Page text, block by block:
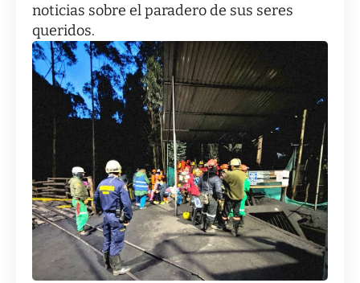
noticias sobre el paradero de sus seres
queridos.